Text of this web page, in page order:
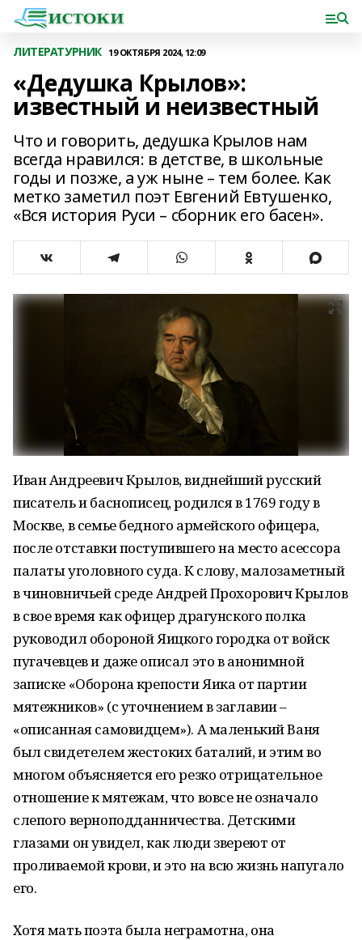
ЛИТЕРАТУРНИК 19 ОКТЯБРЯ 2024, 12:09
«Дедушка Крылов»:
известный и неизвестный
Что и говорить, дедушка Крылов нам
всегда нравился: в детстве, в школьные
годы и позже, а уж ныне – тем более. Как
метко заметил поэт Евгений Евтушенко,
«Вся история Руси – сборник его басен».
Иван Андреевич Крылов, виднейший русский
писатель и баснописец, родился в 1769 году в
Москве, в семье бедного армейского офицера,
после отставки поступившего на место асессора
палаты уголовного суда. К слову, малозаметный
в чиновничьей среде Андрей Прохорович Крылов
в свое время как офицер драгунского полка
руководил обороной Яицкого городка от войск
пугачевцев и даже описал это в анонимной
записке «Оборона крепости Яика от партии
мятежников» (с уточнением в заглавии –
«описанная самовидцем»). А маленький Ваня
был свидетелем жестоких баталий, и этим во
многом объясняется его резко отрицательное
отношение к мятежам, что вовсе не означало
слепого верноподданничества. Детскими
глазами он увидел, как люди звереют от
проливаемой крови, и это на всю жизнь напугало
его.
Хотя мать поэта была неграмотна, она